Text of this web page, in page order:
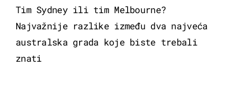
Tim Sydney ili tim Melbourne?
Najvažnije razlike između dva najveća
australska grada koje biste trebali
znati